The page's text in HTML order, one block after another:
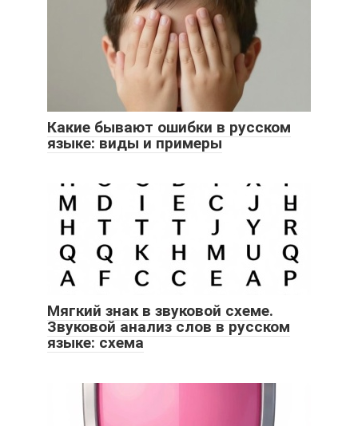
Какие бывают ошибки в русском
языке: виды и примеры
Мягкий знак в звуковой схеме.
Звуковой анализ слов в русском
языке: схема